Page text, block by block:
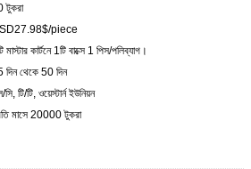
টুকরা
piece
মাস্টার কার্টনে 1টি বাক্সে 1 পিস/পলিব্যাগ।
দিন থেকে 50 দিন
টি/টি, ওয়েস্টার্ন ইউনিয়ন
মাসে 20000 টুকরা